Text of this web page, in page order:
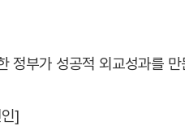
정부가 성공적 외교성과를
]